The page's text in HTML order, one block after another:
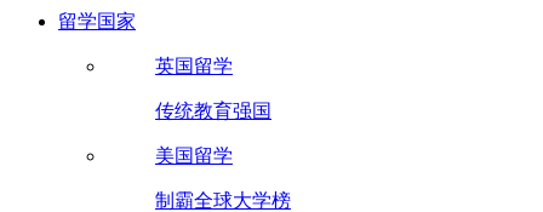
留学国家
英国留学
传统教育强国
美国留学
制霸全球大学榜